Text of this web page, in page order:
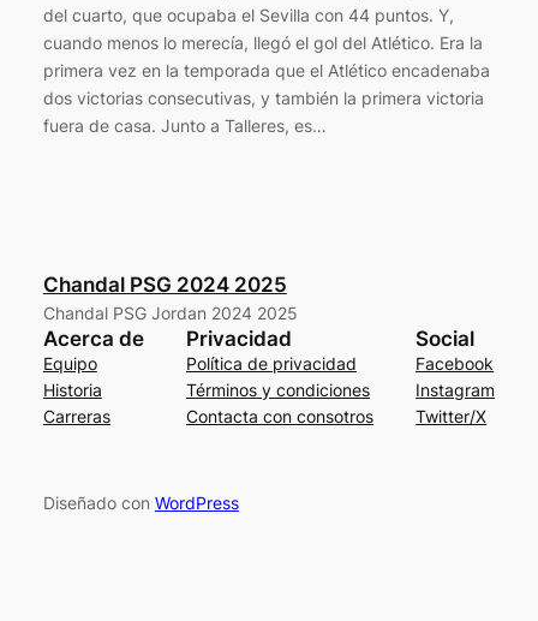
del cuarto, que ocupaba el Sevilla con 44 puntos. Y,
cuando menos lo merecía, llegó el gol del Atlético. Era la
primera vez en la temporada que el Atlético encadenaba
dos victorias consecutivas, y también la primera victoria
fuera de casa. Junto a Talleres, es…
Chandal PSG 2024 2025
Chandal PSG Jordan 2024 2025
Acerca de
Equipo
Historia
Carreras
Privacidad
Política de privacidad
Términos y condiciones
Contacta con consotros
Social
Facebook
Instagram
Twitter/X
Diseñado con WordPress